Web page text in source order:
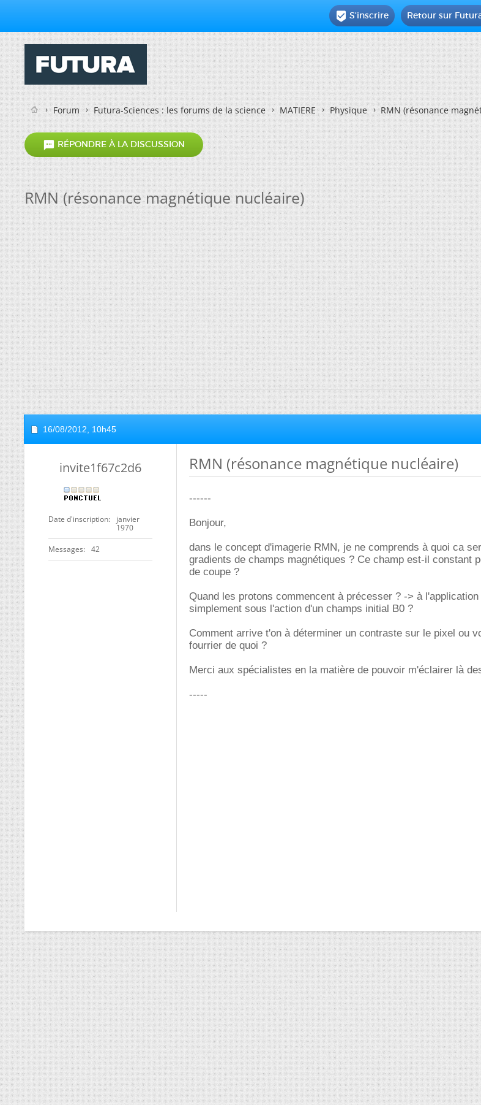
Retour sur
 S'inscrire
Forum Futura-Sciences : les forums de la science MATIERE Physique RMN (résonance
 RÉPONDRE À LA DISCUSSION
RMN (résonance magnétique nucléaire)
16/08/2012, 10h45
invite1f67c2d6
Date d'inscription
janvier
1970
Messages 42
RMN (résonance magnétique nucléaire)
------
Bonjour,
dans le concept d'imagerie RMN, je ne comprends à quoi ca
gradients de champs magnétiques ? Ce champ est-il constant
de coupe ?
Quand les protons commencent à précesser ? -> à
simplement sous l'action d'un champs initial B0 ?
Comment arrive t'on à déterminer un contraste sur le pixel ou
fourrier de quoi ?
Merci aux spécialistes en la matière de pouvoir m'éclairer là
-----